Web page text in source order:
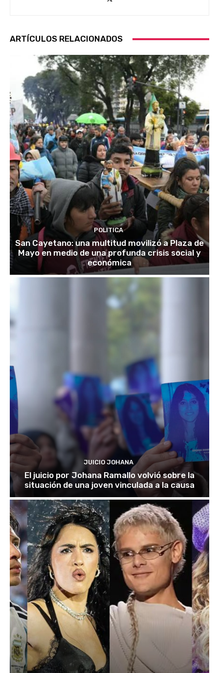
ARTÍCULOS RELACIONADOS
POLITICA
San Cayetano: una multitud movilizó a Plaza de
Mayo en medio de una profunda crisis social y
económica
JUICIO JOHANA
El juicio por Johana Ramallo volvió sobre la
situación de una joven vinculada a la causa